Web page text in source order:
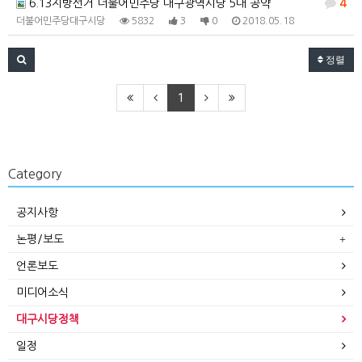
4
6.13지방선거 더불어민주당 대구광역시당 5대 공약
더불어민주당대구시당 5832 3 0 2018.05.18
정렬
1
Category
공지사항
논평/보도
언론보도
미디어소식
대구시당정책
일정